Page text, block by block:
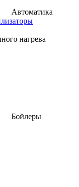
Автоматика
нагрева
Бойлеры